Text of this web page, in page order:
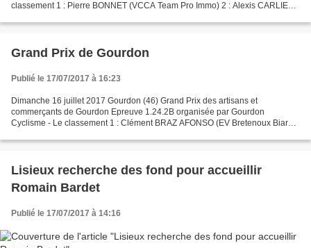
classement 1 : Pierre BONNET (VCCA Team Pro Immo) 2 : Alexis CARLIER
Grand Prix de Gourdon
Publié le 17/07/2017 à 16:23
Dimanche 16 juillet 2017 Gourdon (46) Grand Prix des artisans et
commerçants de Gourdon Epreuve 1.24.2B organisée par Gourdon
Cyclisme - Le classement 1 : Clément BRAZ AFONSO (EV Bretenoux Biars)
Lisieux recherche des fond pour accueillir
Romain Bardet
Publié le 17/07/2017 à 14:16